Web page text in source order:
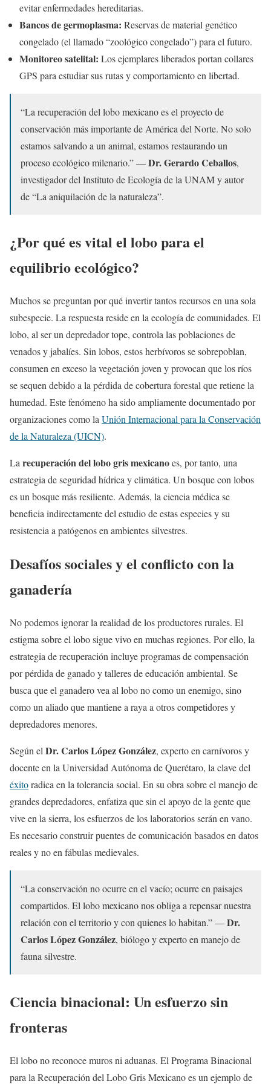
evitar enfermedades hereditarias.
Bancos de germoplasma: Reservas de material genético
congelado (el llamado “zoológico congelado”) para el futuro.
Monitoreo satelital: Los ejemplares liberados portan collares
GPS para estudiar sus rutas y comportamiento en libertad.
“La recuperación del lobo mexicano es el proyecto de
conservación más importante de América del Norte. No solo
estamos salvando a un animal, estamos restaurando un
proceso ecológico milenario.” —Dr. Gerardo Ceballos,
investigador del Instituto de Ecología de la UNAM y autor
de “La aniquilación de la naturaleza”.
¿Por qué es vital el lobo para el
equilibrio ecológico?
Muchos se preguntan por qué invertir tantos recursos en una sola
subespecie. La respuesta reside en la ecología de comunidades. El
lobo, al ser un depredador tope, controla las poblaciones de
venados y jabalíes. Sin lobos, estos herbívoros se sobrepoblan,
consumen en exceso la vegetación joven y provocan que los ríos
se sequen debido a la pérdida de cobertura forestal que retiene la
humedad. Este fenómeno ha sido ampliamente documentado por
organizaciones como la Unión Internacional para la Conservación
de la Naturaleza (UICN).
La recuperación del lobo gris mexicanoes, por tanto, una
estrategia de seguridad hídrica y climática. Un bosque con lobos
es un bosque más resiliente. Además, la ciencia médica se
beneficia indirectamente del estudio de estas especies y su
resistencia a patógenos en ambientes silvestres.
Desafíos sociales y el conflicto con la
ganadería
No podemos ignorar la realidad de los productores rurales. El
estigma sobre el lobo sigue vivo en muchas regiones. Por ello, la
estrategia de recuperación incluye programas de compensación
por pérdida de ganado y talleres de educación ambiental. Se
busca que el ganadero vea al lobo no como un enemigo, sino
como un aliado que mantiene a raya a otros competidores y
depredadores menores.
Según el Dr. Carlos López González, experto en carnívoros y
docente en la Universidad Autónoma de Querétaro, la clave del
éxitoradica en la tolerancia social. En su obra sobre el manejo de
grandes depredadores, enfatiza que sin el apoyo de la gente que
vive en la sierra, los esfuerzos de los laboratorios serán en vano.
Es necesario construir puentes de comunicación basados en datos
reales y no en fábulas medievales.
“La conservación no ocurre en el vacío; ocurre en paisajes
compartidos. El lobo mexicano nos obliga a repensar nuestra
relación con el territorio y con quienes lo habitan.” —Dr.
Carlos López González, biólogo y experto en manejo de
fauna silvestre.
Ciencia binacional: Un esfuerzo sin
fronteras
El lobo no reconoce muros ni aduanas. El Programa Binacional
para la Recuperación del Lobo Gris Mexicano es un ejemplo de